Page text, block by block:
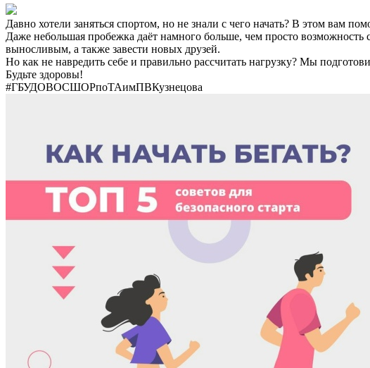
Давно хотели заняться спортом, но не знали с чего начать? В этом вам
Даже небольшая пробежка даёт намного больше, чем просто
выносливым, а также завести новых друзей.
Но как не навредить себе и правильно рассчитать нагрузку? Мы
Будьте здоровы!
#ГБУДОВОСШОРпоТАимПВКузнецова